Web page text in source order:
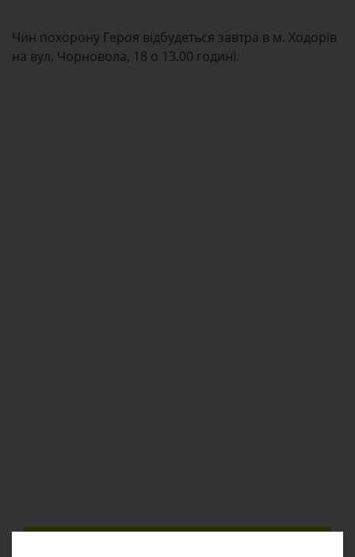
Чин похорону Героя відбудеться завтра в м. Ходорів
на вул. Чорновола, 18 о 13.00 годині.